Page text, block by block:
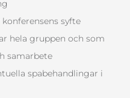
syfte
hela gruppen och som
samarbete
spabehandlingar i